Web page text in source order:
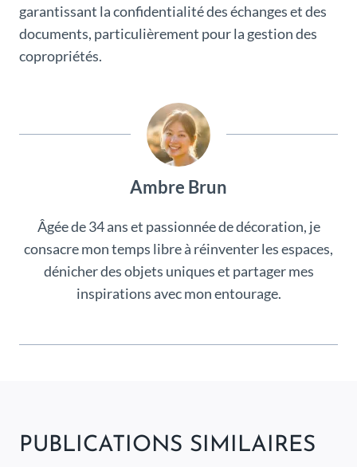
garantissant la confidentialité des échanges et des
documents, particulièrement pour la gestion des
copropriétés.
Ambre Brun
Âgée de 34 ans et passionnée de décoration, je
consacre mon temps libre à réinventer les espaces,
dénicher des objets uniques et partager mes
inspirations avec mon entourage.
PUBLICATIONS SIMILAIRES